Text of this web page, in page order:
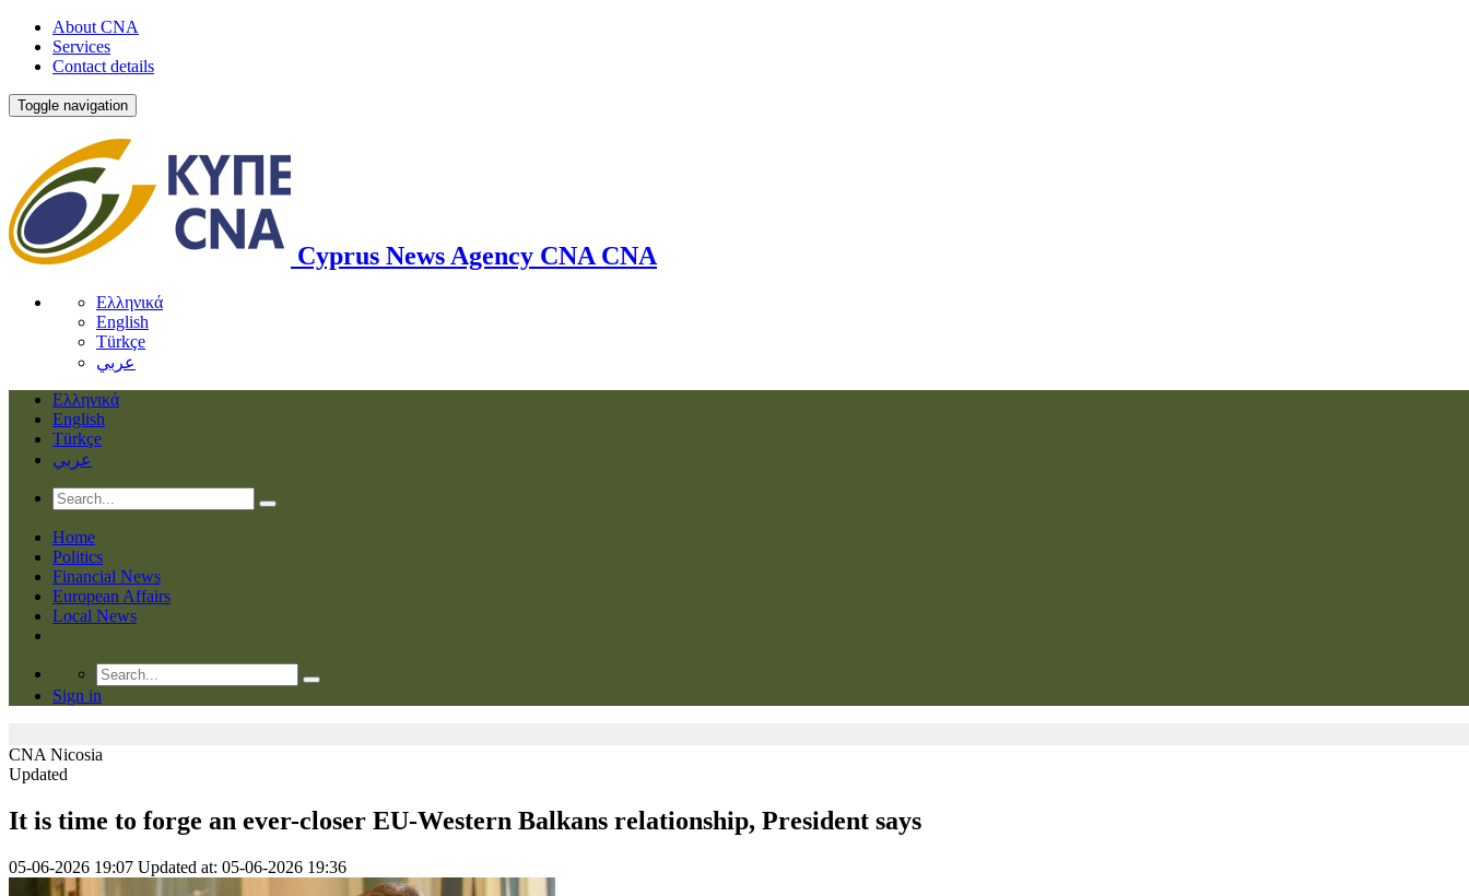
About CNA
Services
Contact details
Toggle navigation
Cyprus News Agency CNA CNA
Ελληνικά
English
Türkçe
عربي
Ελληνικά
English
Türkçe
عربي
Home
Politics
Financial News
European Affairs
Local News
Sign in
CNA Nicosia
Updated
It is time to forge an ever-closer EU-Western Balkans relationship, President says
05-06-2026 19:07 Updated at: 05-06-2026 19:36